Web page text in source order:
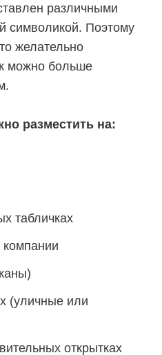
различными
символикой. Поэтому
желательно
можно больше
разместить на:
табличках
компании
(уличные или
открытках